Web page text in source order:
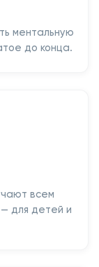
ментальную
до конца.
всем
для детей и